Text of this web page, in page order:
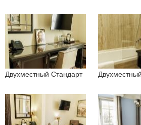
Двухместный Стандарт